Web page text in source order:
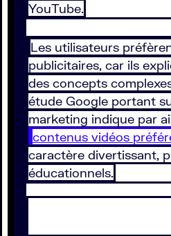
YouTube.
Les utilisateurs
publicitaires, car ils
des concepts
étude Google portant
marketing indique par
contenus vidéos
caractère divertissant,
éducationnels.